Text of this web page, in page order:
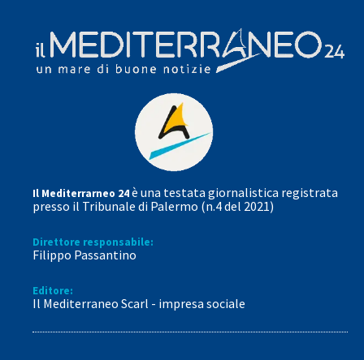
Il Mediterrarneo 24è una testata giornalistica registrata
presso il Tribunale di Palermo (n.4 del 2021)
Direttore responsabile:
Filippo Passantino
Editore:
Il Mediterraneo Scarl - impresa sociale